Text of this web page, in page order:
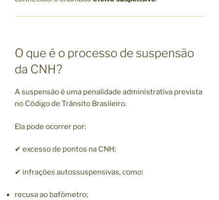
O que é o processo de suspensão
da CNH?
A suspensão é uma penalidade administrativa prevista
no Código de Trânsito Brasileiro.
Ela pode ocorrer por:
✔ excesso de pontos na CNH;
✔ infrações autossuspensivas, como:
recusa ao bafômetro;